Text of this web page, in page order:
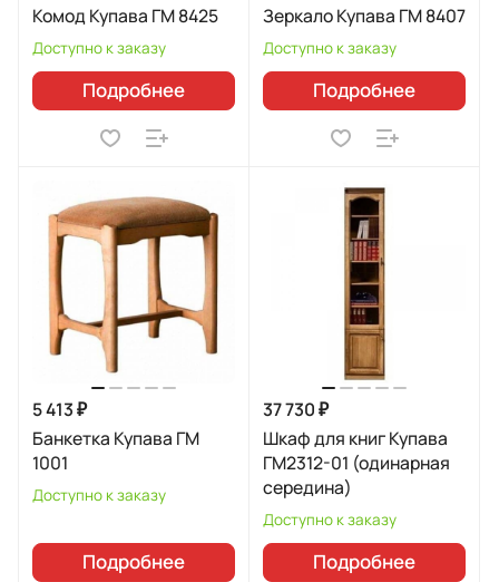
Комод Купава ГМ 8425
Доступно к заказу
Подробнее
Зеркало Купава ГМ 8407
Доступно к заказу
Подробнее
5 413 ₽
Банкетка Купава ГМ
1001
Доступно к заказу
Подробнее
37 730 ₽
Шкаф для книг Купава
ГМ2312-01 (одинарная
середина)
Доступно к заказу
Подробнее